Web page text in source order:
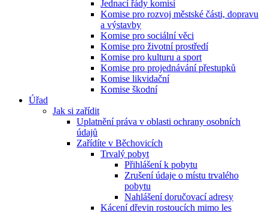
Jednací řády komisí
Komise pro rozvoj městské části, dopravu
a výstavby
Komise pro sociální věci
Komise pro životní prostředí
Komise pro kulturu a sport
Komise pro projednávání přestupků
Komise likvidační
Komise škodní
Úřad
Jak si zařídit
Uplatnění práva v oblasti ochrany osobních
údajů
Zařídíte v Běchovicích
Trvalý pobyt
Přihlášení k pobytu
Zrušení údaje o místu trvalého
pobytu
Nahlášení doručovací adresy
Kácení dřevin rostoucích mimo les